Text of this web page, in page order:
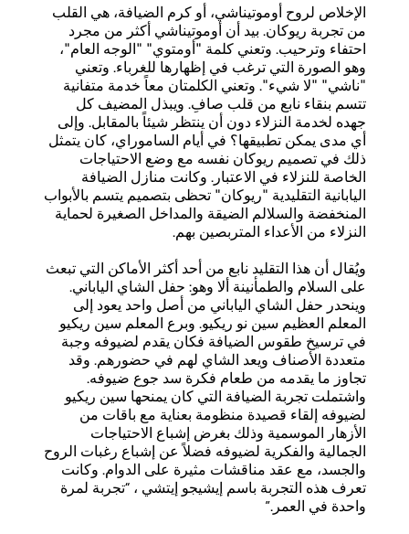
الإخلاص لروح أوموتيناشي، أو كرم الضيافة، هي القلب
من تجربة ريوكان. بيد أن أوموتيناشي أكثر من مجرد
احتفاء وترحيب. وتعني كلمة "أومتوي" "الوجه العام"،
وهو الصورة التي ترغب في إظهارها للغرباء. وتعني
"ناشي" "لا شيء". وتعني الكلمتان معاً خدمة متفانية
تتسم بنقاء نابع من قلب صافِ. ويبذل المضيف كل
جهده لخدمة النزلاء دون أن ينتظر شيئاً بالمقابل. وإلى
أي مدى يمكن تطبيقها؟ في أيام الساموراي، كان يتمثل
ذلك في تصميم ريوكان نفسه مع وضع الاحتياجات
الخاصة للنزلاء في الاعتبار. وكانت منازل الضيافة
اليابانية التقليدية "ريوكان" تحظى بتصميم يتسم بالأبواب
المنخفضة والسلالم الضيقة والمداخل الصغيرة لحماية
النزلاء من الأعداء المتربصين بهم.
ويُقال أن هذا التقليد نابع من أحد أكثر الأماكن التي تبعث
على السلام والطمأنينة ألا وهو: حفل الشاي الياباني.
وينحدر حفل الشاي الياباني من أصل واحد يعود إلى
المعلم العظيم سين نو ريكيو. وبرع المعلم سين ريكيو
في ترسيخ طقوس الضيافة فكان يقدم لضيوفه وجبة
متعددة الأصناف ويعد الشاي لهم في حضورهم. وقد
تجاوز ما يقدمه من طعام فكرة سد جوع ضيوفه.
واشتملت تجربة الضيافة التي كان يمنحها سين ريكيو
لضيوفه إلقاء قصيدة منظومة بعناية مع باقات من
الأزهار الموسمية وذلك بغرض إشباع الاحتياجات
الجمالية والفكرية لضيوفه فضلاً عن إشباع رغبات الروح
والجسد، مع عقد مناقشات مثيرة على الدوام. وكانت
تعرف هذه التجربة باسم إيشيجو إيتشي ، “تجربة لمرة
واحدة في العمر.”